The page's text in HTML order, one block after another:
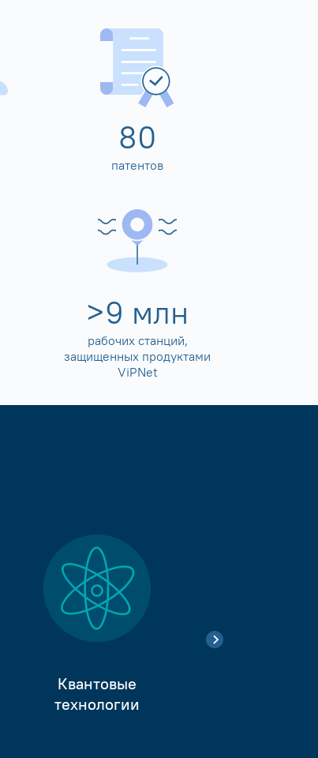
80
патентов
>10 млн
рабочих станций,
защищенных продуктами
ViPNet
Квантовые
технологии